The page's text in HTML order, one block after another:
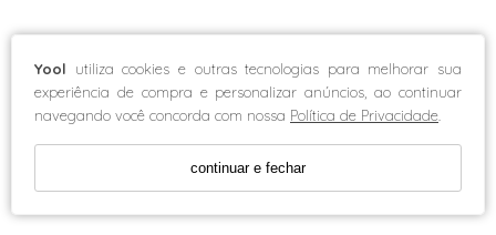
Yool utiliza cookies e outras tecnologias para melhorar sua
experiência de compra e personalizar anúncios, ao continuar
navegando você concorda com nossa Política de Privacidade
continuar e fechar